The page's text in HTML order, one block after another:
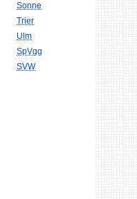
Sonne
Trier
Ulm
SpVgg
SVW